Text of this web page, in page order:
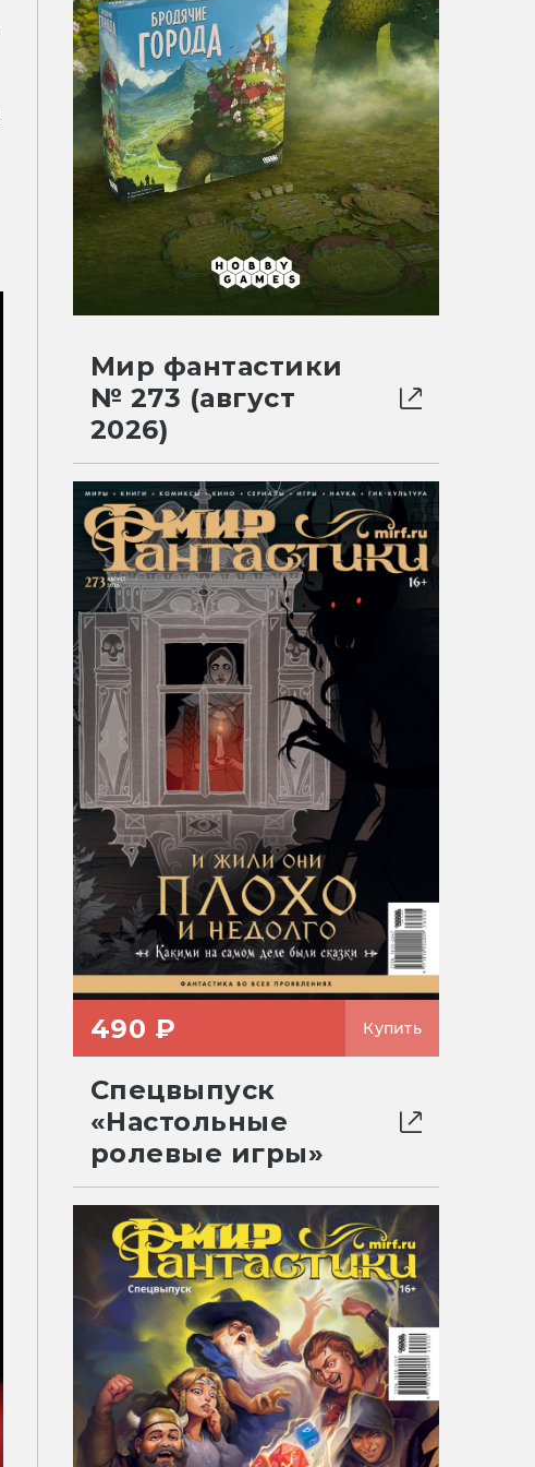
Мир фантастики
№ 273 (август
2026)
490 ₽ Купить
Спецвыпуск
«Настольные
ролевые игры»